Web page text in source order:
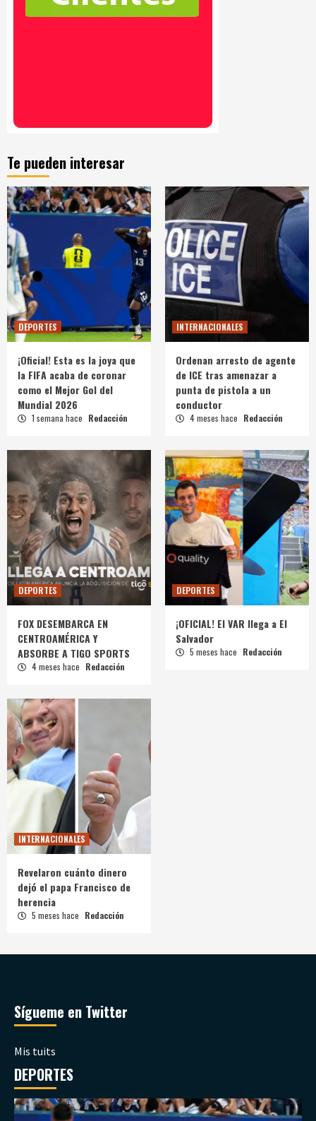
Te pueden interesar
DEPORTES
¡Oficial! Esta es la joya que
la FIFA acaba de coronar
como el Mejor Gol del
Mundial 2026
1 semana hace Redacción
INTERNACIONALES
Ordenan arresto de agente
de ICE tras amenazar a
punta de pistola a un
conductor
4 meses hace Redacción
DEPORTES
FOX DESEMBARCA EN
CENTROAMÉRICA Y
ABSORBE A TIGO SPORTS
4 meses hace Redacción
DEPORTES
¡OFICIAL! El VAR llega a El
Salvador
5 meses hace Redacción
INTERNACIONALES
Revelaron cuánto dinero
dejó el papa Francisco de
herencia
5 meses hace Redacción
Sígueme en Twitter
Mis tuits
DEPORTES